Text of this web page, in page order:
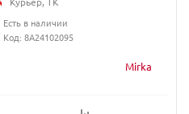
Mirka
Есть в наличии
Код: 8A24102095